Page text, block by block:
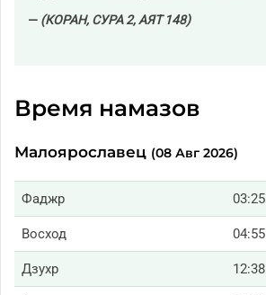
(КОРАН, СУРА 2, АЯТ 148)
Время намазов
Малоярославец (08 Авг 2026)
Фаджр 03:25
Восход 04:55
Дзухр 12:38